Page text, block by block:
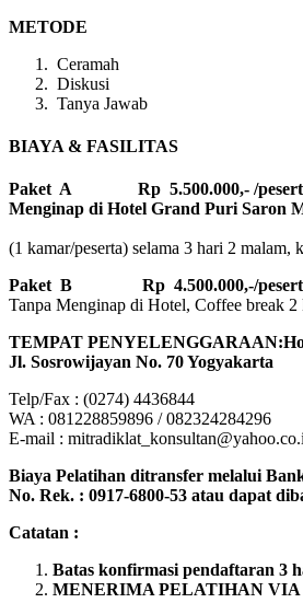
METODE
Ceramah
Diskusi
Tanya Jawab
BIAYA & FASILITAS
Paket A Rp 5.500.000,- /
Menginap di Hotel Grand Puri Saron
(1 kamar/peserta) selama 3 hari 2
Paket B
Rp 4.500.000,-/
Tanpa Menginap di Hotel, Coffee break
TEMPAT
Jl. Sosrowijayan No. 70 Yogyakarta
Telp/Fax : (0274) 4436844
WA : 081228859896 / 082324284296
E-mail :
Biaya Pelatihan ditransfer melalui
No. Rek. : 0917-6800-53 atau dapat
Catatan :
Batas konfirmasi pendaftaran 3
MENERIMA PELATIHAN VIA